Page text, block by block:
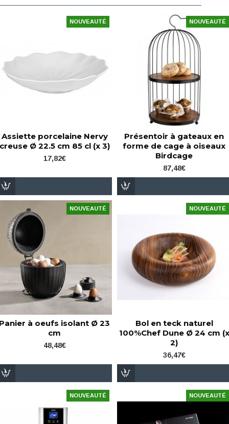
NOUVEAUTÉ
Assiette porcelaine Nervy
Ø 22.5 cm 85 cl (x 3)
17,82€
NOUVEAUTÉ
Présentoir à gateaux en
forme de cage à oiseaux
Birdcage
87,48€
NOUVEAUTÉ
à oeufs isolant Ø 23
cm
48,48€
NOUVEAUTÉ
Bol en teck naturel
100%Chef Dune Ø 24 cm (x
2)
36,47€
NOUVEAUTÉ NOUVEAUTÉ